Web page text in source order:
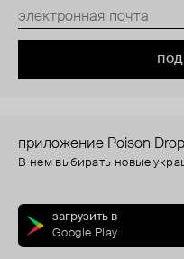
приложение Poison Drop
В нем выбирать новые
загрузить в
Google Play